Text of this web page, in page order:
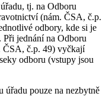
tj. na Odboru
(nám. ČSA, č.p.
odbory, kde si je
Při jednání na Odboru
ČSA, č.p. 49) vyčkají
odboru (vstupy jsou
úřadu pouze na nezbytně